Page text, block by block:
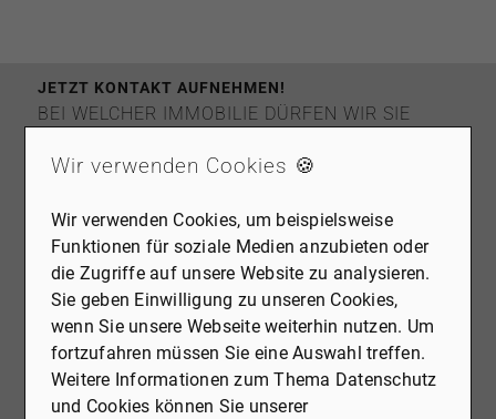
JETZT KONTAKT AUFNEHMEN!
BEI WELCHER IMMOBILIE DÜRFEN WIR SIE
Ob Verkauf, Vermietung oder Bewertung: Wir
Marktkenntnis bei Ihrem Immobilienvorhaben.
Vertrauen Sie auf unsere jahrzehntelange Expertise
und lassen Sie uns gemeinsam die beste Lösung
finden.
Was Sie von uns erwarten können:
Ein erfahrenes Team, das zuhört, versteht
und individuell berät
Wir verwenden Cookies 🍪
Wir verwenden Cookies, um beispielsweise
Funktionen für soziale Medien anzubieten oder
die Zugriffe auf unsere Website zu analysieren.
Sie geben Einwilligung zu unseren Cookies,
wenn Sie unsere Webseite weiterhin nutzen. Um
fortzufahren müssen Sie eine Auswahl treffen.
Weitere Informationen zum Thema Datenschutz
und Cookies können Sie unserer